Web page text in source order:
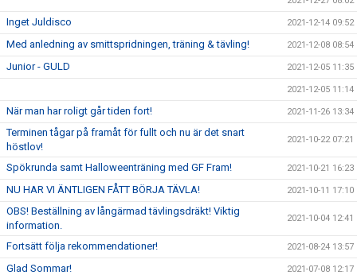
Inget Juldisco 2021-12-14 09:52
Med anledning av smittspridningen, träning & tävling! 2021-12-08 08:54
Junior - GULD 2021-12-05 11:35
2021-12-05 11:14
När man har roligt går tiden fort! 2021-11-26 13:34
Terminen tågar på framåt för fullt och nu är det snart
höstlov!
2021-10-22 07:21
Spökrunda samt Halloweenträning med GF Fram! 2021-10-21 16:23
NU HAR VI ÄNTLIGEN FÅTT BÖRJA TÄVLA! 2021-10-11 17:10
OBS! Beställning av långärmad tävlingsdräkt! Viktig
information.
2021-10-04 12:41
Fortsätt följa rekommendationer! 2021-08-24 13:57
Glad Sommar! 2021-07-08 12:17